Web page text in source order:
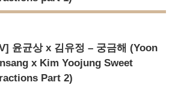
윤균상 x 김유정 – 궁금해 (Yoon
x Kim Yoojung Sweet
Part 2)